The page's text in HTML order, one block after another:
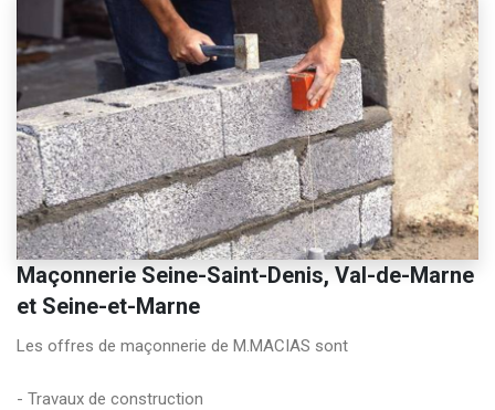
Maçonnerie Seine-Saint-Denis, Val-de-Marne
et Seine-et-Marne
Les offres de maçonnerie de M.MACIAS sont
- Travaux de construction